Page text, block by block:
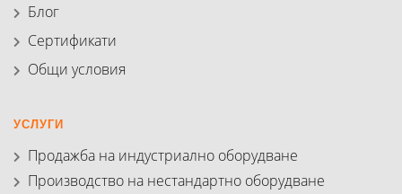
Блог
Сертификати
Общи условия
УСЛУГИ
Продажба на индустриално оборудване
Производство на нестандартно оборудване